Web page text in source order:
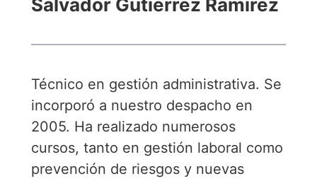
Salvador Gutierrez Ramirez
Técnico en gestión administrativa. Se
incorporó a nuestro despacho en
2005. Ha realizado numerosos
cursos, tanto en gestión laboral como
prevención de riesgos y nuevas